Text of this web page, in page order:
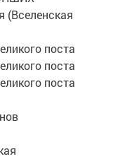
(Вселенская
поста
поста
поста